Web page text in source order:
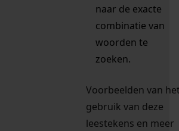
naar de exacte
combinatie van
woorden te
zoeken.
Voorbeelden van
gebruik van deze
leestekens en meer